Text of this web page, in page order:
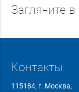
Загляните в
Контакты
115184, г. Москва,